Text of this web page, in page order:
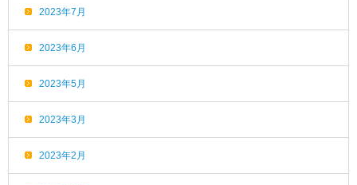
2023年7月
2023年6月
2023年5月
2023年3月
2023年2月